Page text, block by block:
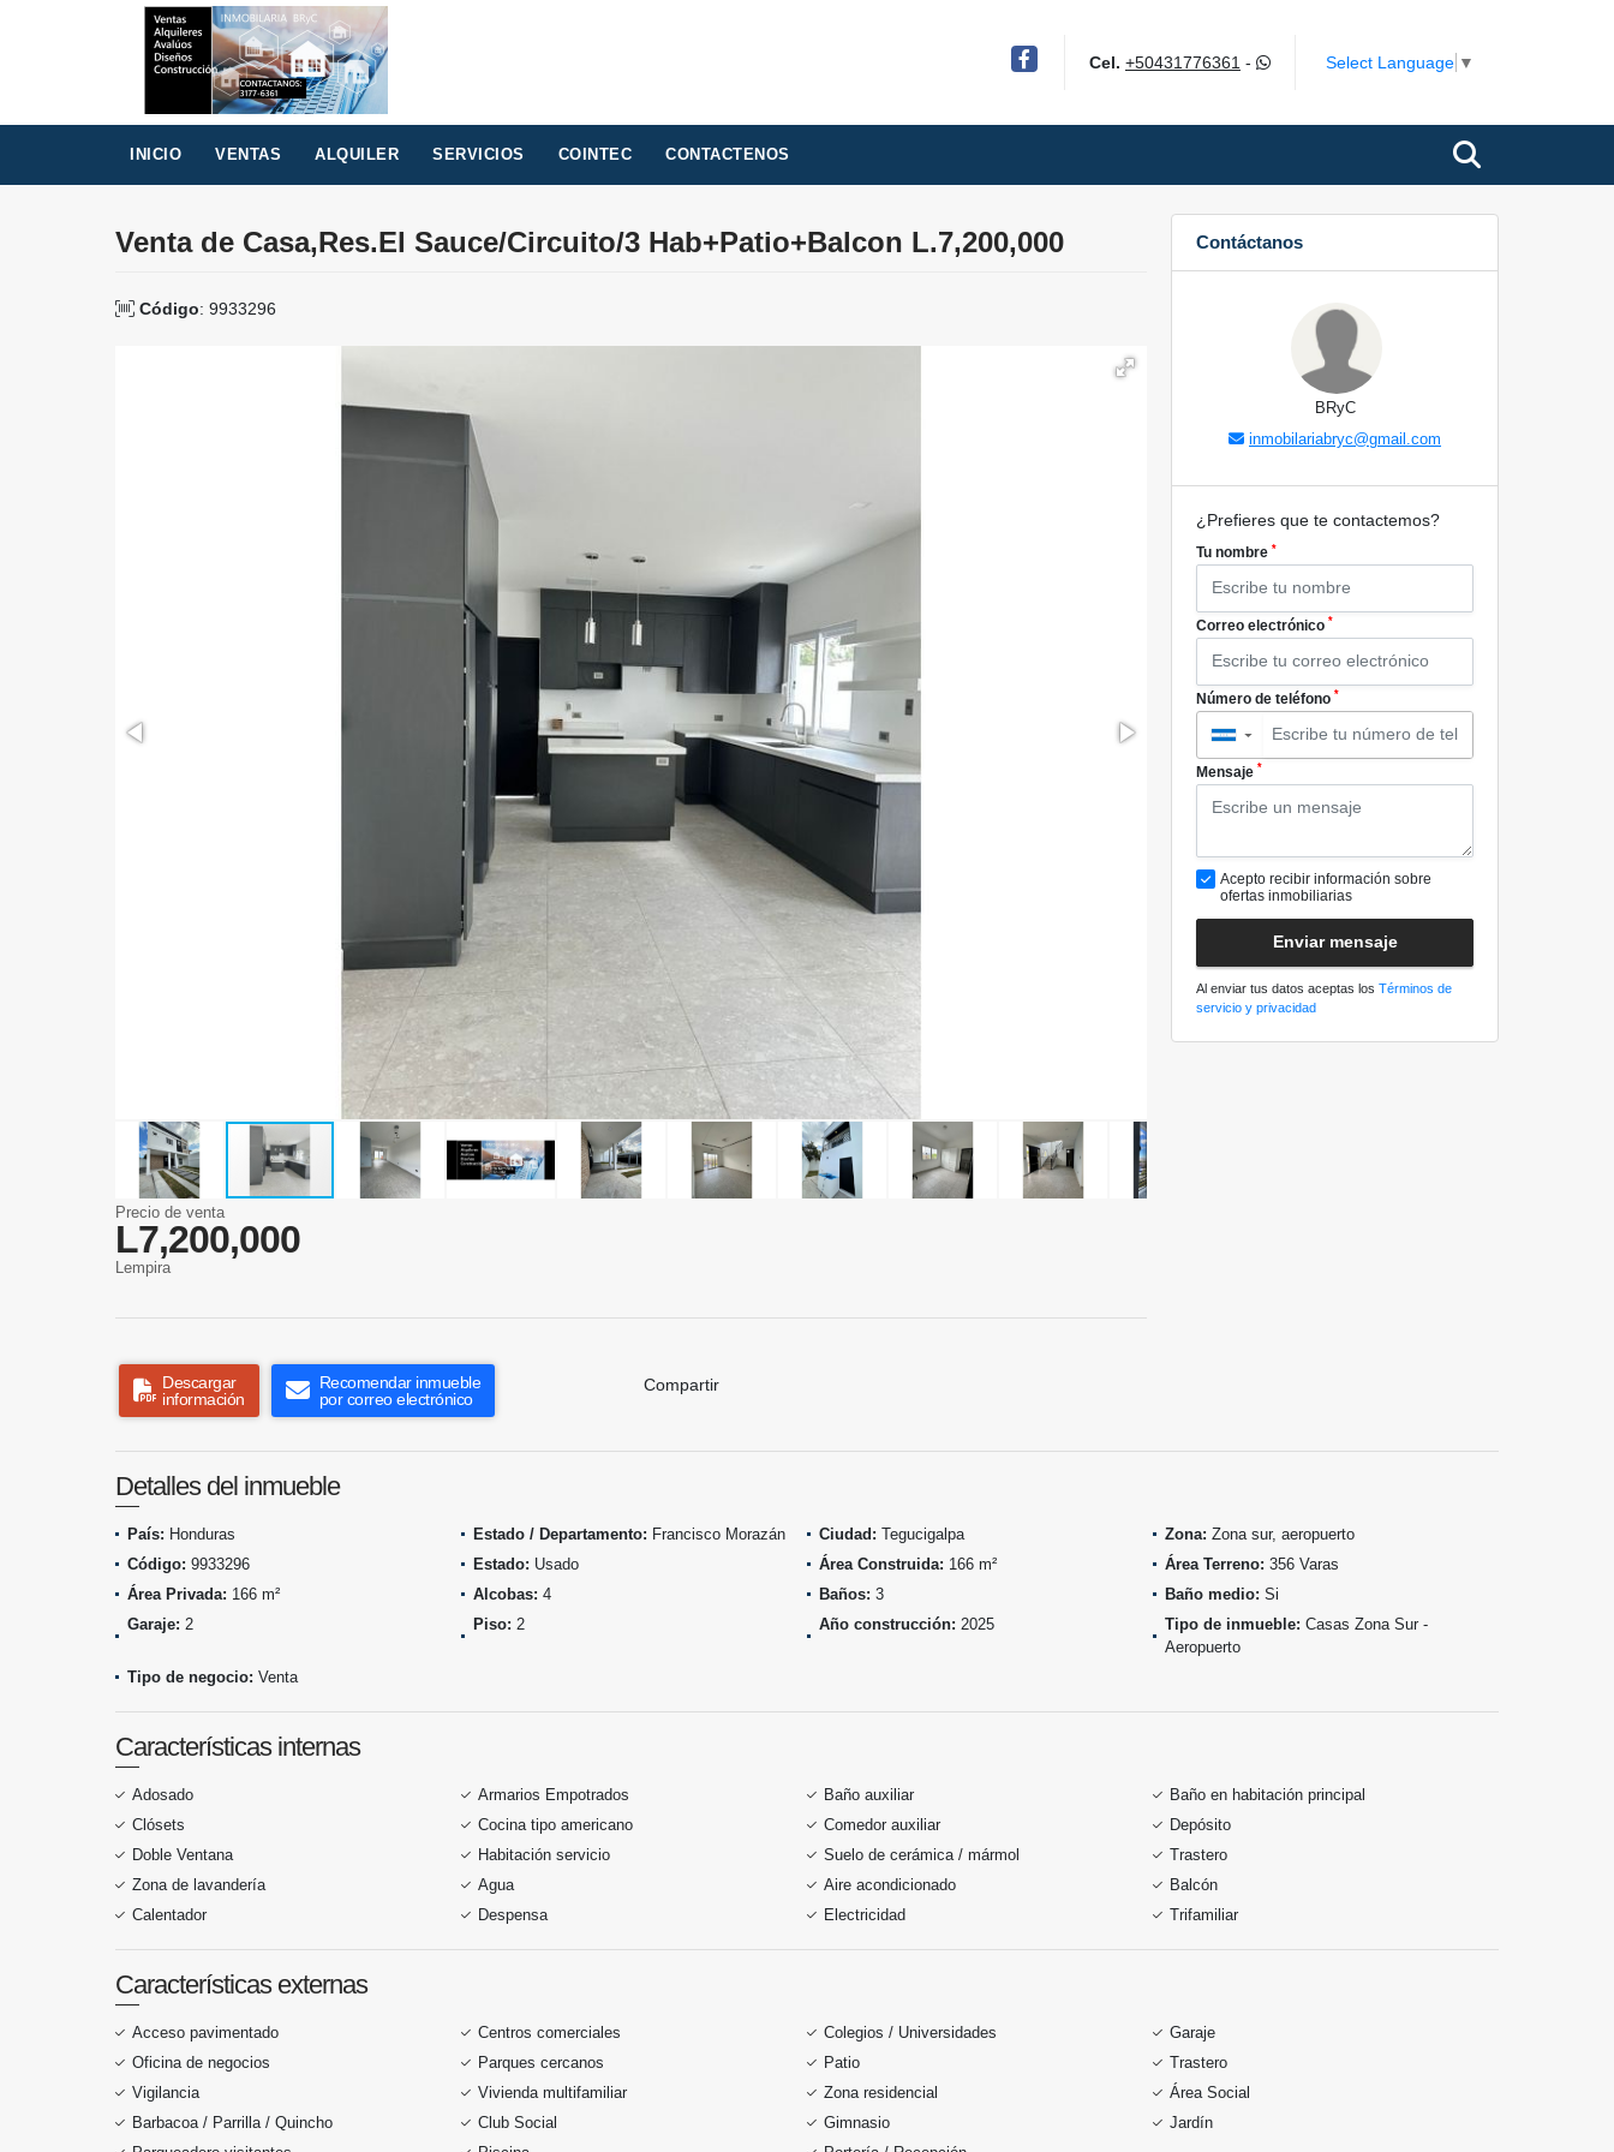
Facebook Cel. +50431776361 - Select Language ▼
INICIO VENTAS ALQUILER SERVICIOS COINTEC CONTACTENOS
Venta de Casa,Res.El Sauce/Circuito/3 Hab+Patio+Balcon L.7,200,000
Código: 9933296
Precio de venta
L7,200,000
Lempira
Descargar
información
Recomendar inmueble
por correo electrónico
Compartir
Contáctanos
BRyC
inmobilariabryc@gmail.com
¿Prefieres que te contactemos?
Tu nombre *
Correo electrónico *
Número de teléfono *
▼
Mensaje *
Acepto recibir información sobre
ofertas inmobiliarias
Enviar mensaje
Al enviar tus datos aceptas los Términos de
servicio y privacidad
Detalles del inmueble
País: Honduras Estado / Departamento: Francisco Morazán Ciudad: Tegucigalpa Zona: Zona sur, aeropuerto
Código: 9933296 Estado: Usado Área Construida: 166 m² Área Terreno: 356 Varas
Área Privada: 166 m² Alcobas: 4 Baños: 3 Baño medio: Si
Garaje: 2 Piso: 2 Año construcción: 2025 Tipo de inmueble: Casas Zona Sur -
Aeropuerto
Tipo de negocio: Venta
Características internas
Adosado Armarios Empotrados Baño auxiliar
Baño en habitación principal
Clósets
Cocina tipo americano Comedor auxiliar
Depósito
Doble Ventana
Habitación servicio Suelo de cerámica / mármol
Trastero
Zona de lavandería
Agua Aire acondicionado
Balcón
Calentador
Despensa Electricidad Trifamiliar
Características externas
Acceso pavimentado Centros comerciales Colegios / Universidades
Garaje
Oficina de negocios
Parques cercanos Patio
Trastero
Vigilancia
Vivienda multifamiliar Zona residencial
Área Social
Barbacoa / Parrilla / Quincho
Club Social Gimnasio
Jardín